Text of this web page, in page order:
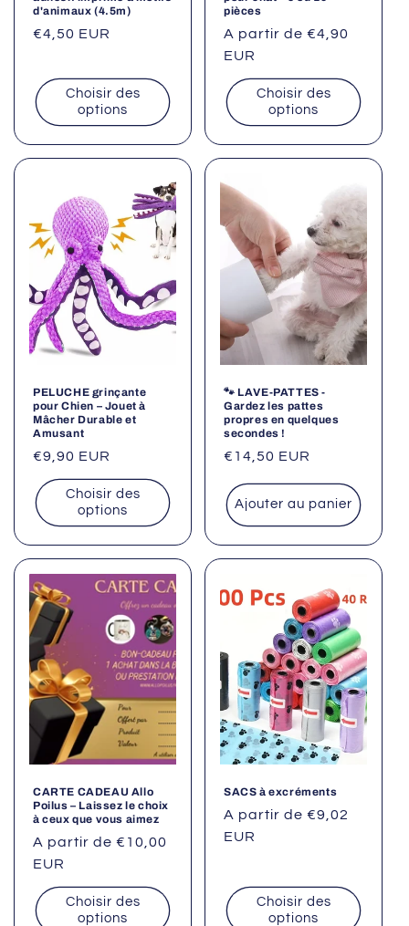
d'animaux (4.5m)
Prix
€4,50 EUR
Choisir des
options
pièces
Prix
habituel
A partir de €4,90
EUR
Choisir des
options
PELUCHE grinçante
pour Chien – Jouet à
Mâcher Durable et
Amusant
Prix
habituel
€9,90 EUR
Choisir des
options
🐾 LAVE-PATTES -
Gardez les pattes
propres en quelques
secondes !
Prix
€14,50 EUR
Ajouter au panier
CARTE CADEAU Allo
Poilus – Laissez le choix
à ceux que vous aimez
Prix
habituel
A partir de €10,00
EUR
Choisir des
options
SACS à excréments
Prix
habituel
A partir de €9,02
EUR
Choisir des
options